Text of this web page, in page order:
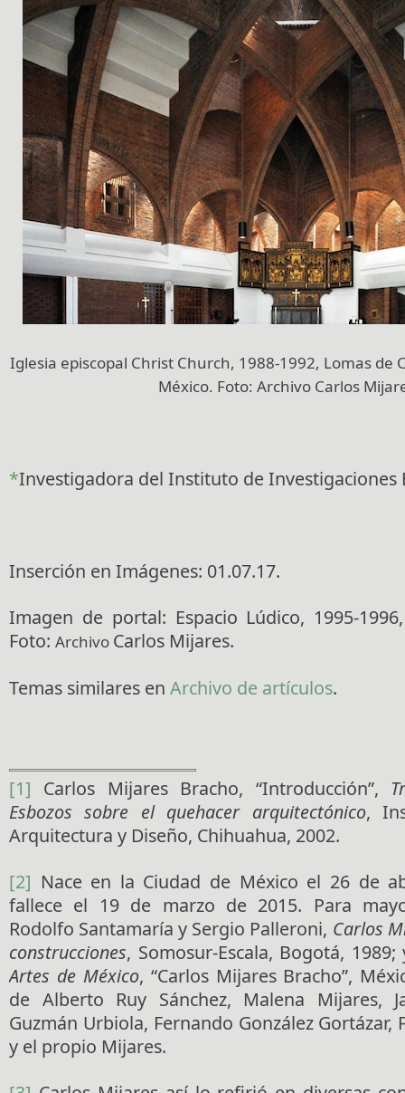
Iglesia episcopal Christ Church, 1988-1992, Lomas de
México. Foto: Archivo Carlos
*Investigadora del Instituto de Investigaciones
Inserción en Imágenes: 01.07.17.
Imagen de portal: Espacio Lúdico, 1995-
Foto: Archivo Carlos Mijares.
Temas similares en Archivo de artículos.
[1] Carlos Mijares Bracho, “Introducción”,
Esbozos sobre el quehacer arquitectónico,
Arquitectura y Diseño, Chihuahua, 2002.
[2] Nace en la Ciudad de México el 26 de
fallece el 19 de marzo de 2015. Para
Rodolfo Santamaría y Sergio Palleroni, Carlos
construcciones, Somosur-Escala, Bogotá,
Artes de México, “Carlos Mijares Bracho”,
de Alberto Ruy Sánchez, Malena Mijares,
Guzmán Urbiola, Fernando González Gortázar,
y el propio Mijares.